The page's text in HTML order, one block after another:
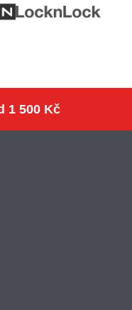
1 500 Kč